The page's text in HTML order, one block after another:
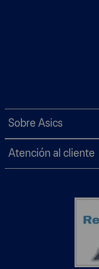
Sobre Asics
Atención al cliente